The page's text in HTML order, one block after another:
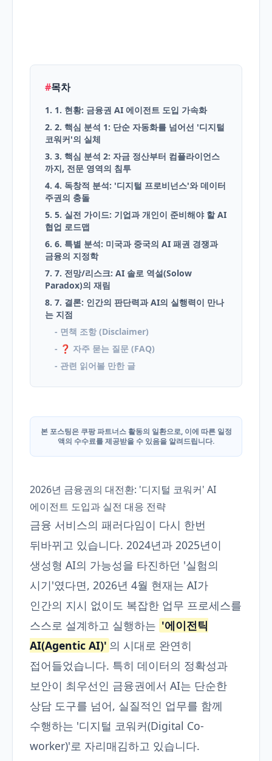
#목차
1. 1. 현황: 금융권 AI 에이전트 도입 가속화
2. 2. 핵심 분석 1: 단순 자동화를 넘어선 '디지털
코워커'의 실체
3. 3. 핵심 분석 2: 자금 정산부터 컴플라이언스
까지, 전문 영역의 침투
4. 4. 독창적 분석: '디지털 프로비넌스'와 데이터
주권의 충돌
5. 5. 실전 가이드: 기업과 개인이 준비해야 할 AI
협업 로드맵
6. 6. 특별 분석: 미국과 중국의 AI 패권 경쟁과
금융의 지정학
7. 7. 전망/리스크: AI 솔로 역설(Solow
Paradox)의 재림
8. 7. 결론: 인간의 판단력과 AI의 실행력이 만나
는 지점
- 면책 조항 (Disclaimer)
- ❓ 자주 묻는 질문 (FAQ)
- 관련 읽어볼 만한 글
본 포스팅은 쿠팡 파트너스 활동의 일환으로, 이에 따른 일정
액의 수수료를 제공받을 수 있음을 알려드립니다.
2026년 금융권의 대전환: '디지털 코워커' AI
에이전트 도입과 실전 대응 전략
금융 서비스의 패러다임이 다시 한번
뒤바뀌고 있습니다. 2024년과 2025년이
생성형 AI의 가능성을 타진하던 '실험의
시기'였다면, 2026년 4월 현재는 AI가
인간의 지시 없이도 복잡한 업무 프로세스를
스스로 설계하고 실행하는 '에이전틱
AI(Agentic AI)' 의 시대로 완연히
접어들었습니다. 특히 데이터의 정확성과
보안이 최우선인 금융권에서 AI는 단순한
상담 도구를 넘어, 실질적인 업무를 함께
수행하는 '디지털 코워커(Digital Co-
worker)'로 자리매김하고 있습니다.